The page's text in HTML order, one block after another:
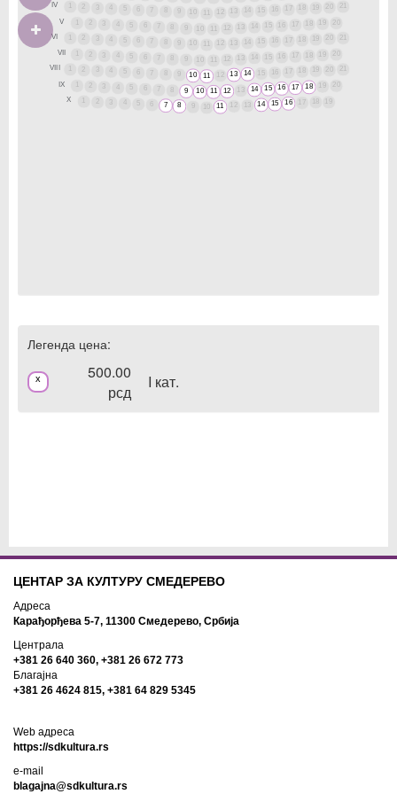
IV
V
VI
VII
VIII
IX
X
1
2 3 5 6 7 9 10 11 12 13 15 16 17 19 20 21
1 2 3 4 5 7 8 9 10 11 12 13 14 15 16 17 18
20
1
2 3 4 5 7 8 9 11 12 13 14 15 17 18 19 20
21
1
2 3 4 5 6 7 9 10 11 12 13 14 15 16 17 18 19
20
1
2 3 4 5 6 7 8 9 10 11 12 13 14 15 16 17 18 20
21
2 3 4 5 6 7 8 9 10 11 12 13 14 15 16 17 18 19 20
1 2 3 5 6 7 8 9 10 11 12 13 14 15 16 17 18 19
Легенда цена:
x
500.00
рсд
I кат.
ЦЕНТАР ЗА КУЛТУРУ СМЕДЕРЕВО
Адреса
Карађорђева 5-7, 11300 Смедерево, Србија
Централа
+381 26 640 360, +381 26 672 773
Благајна
+381 26 4624 815, +381 64 829 5345
Web адреса
https://sdkultura.rs
e-mail
blagajna@sdkultura.rs